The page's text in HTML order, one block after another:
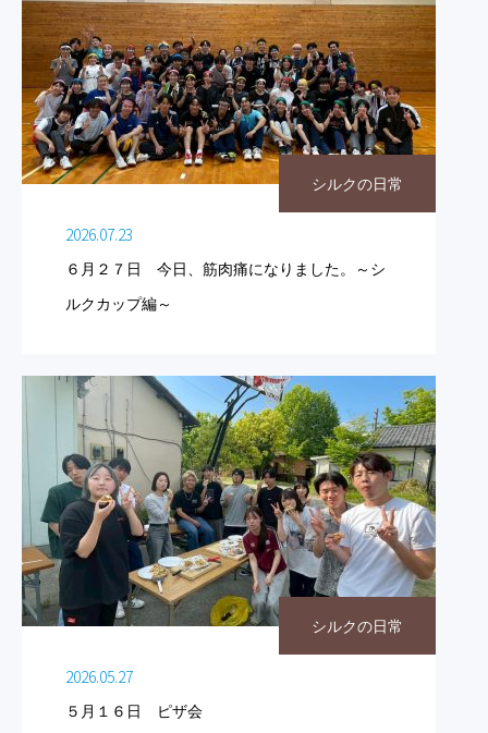
シルクの日常
2026.07.23
６月２７日 今日、筋肉痛になりました。～シ
ルクカップ編～
シルクの日常
2026.05.27
５月１６日 ピザ会